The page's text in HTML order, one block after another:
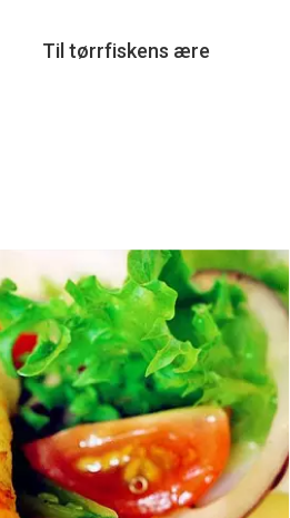
Til tørrfiskens ære